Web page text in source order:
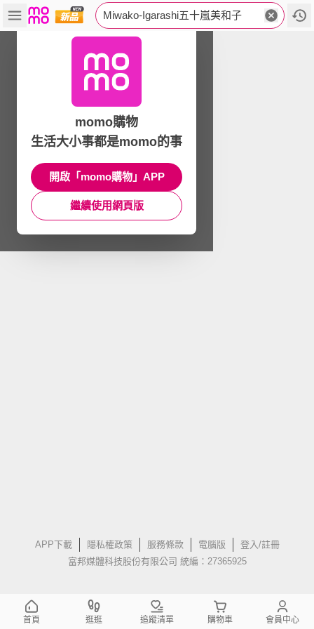
Miwako-Igarashi五十嵐美和子
APP下載 隱私權政策 服務條款 電腦版
登入/註冊
富邦媒體科技股份有限公司 統編：27365925
momo購物
生活大小事都是momo的事
開啟「momo購物」APP
繼續使用網頁版
首頁 逛逛 追蹤清單 購物車 會員中心